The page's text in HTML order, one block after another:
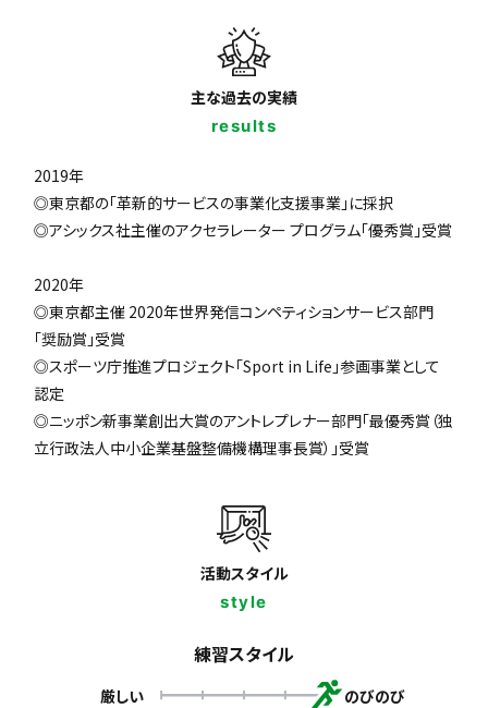
主な過去の実績
results
2019年
◎東京都の「革新的サービスの事業化支援事業」に採択
◎アシックス社主催のアクセラレーター プログラム「優秀賞」受賞
2020年
◎東京都主催 2020年世界発信コンペティションサービス部門
「奨励賞」受賞
◎スポーツ庁推進プロジェクト「Sport in Life」参画事業として
認定
◎ニッポン新事業創出大賞のアントレプレナー部門「最優秀賞（独
立行政法人中小企業基盤整備機構理事長賞）」受賞
活動スタイル
style
練習スタイル
厳しい のびのび